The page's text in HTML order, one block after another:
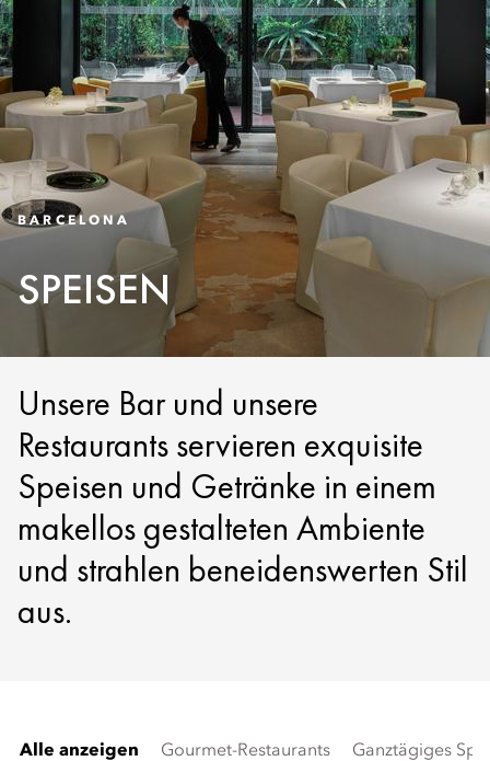
BARCELONA
SPEISEN
Unsere Bar und unsere
Restaurants servieren exquisite
Speisen und Getränke in einem
makellos gestalteten Ambiente
und strahlen beneidenswerten Stil
aus.
Alle anzeigen Gourmet-Restaurants Ganztägiges